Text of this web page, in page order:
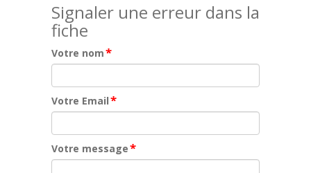
Signaler une erreur dans la
fiche
Votre nom*
Votre Email*
Votre message*